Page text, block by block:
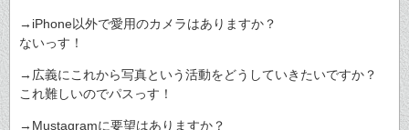
→iPhone以外で愛用のカメラはありますか？
ないっす！
→広義にこれから写真という活動をどうしていきたいですか？
これ難しいのでパスっす！
→Mustagramに要望はありますか？